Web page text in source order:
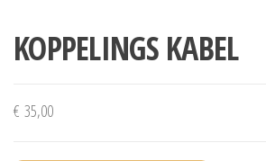
KOPPELINGS KABEL
€ 35,00